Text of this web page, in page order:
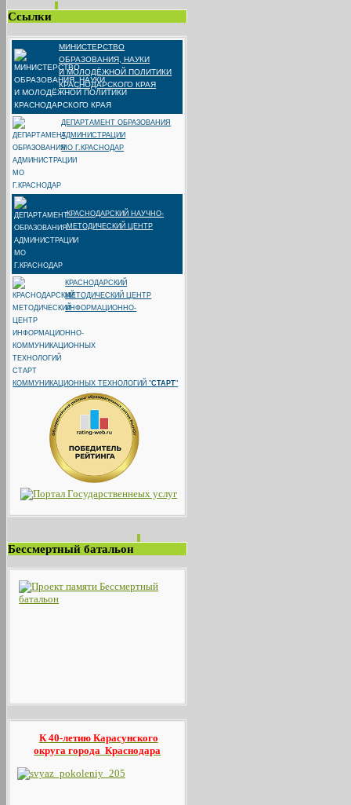
Ссылки
МИНИСТЕРСТВО
ОБРАЗОВАНИЯ, НАУКИ
И МОЛОДЁЖНОЙ ПОЛИТИКИ
КРАСНОДАРСКОГО КРАЯ
ДЕПАРТАМЕНТ ОБРАЗОВАНИЯ
АДМИНИСТРАЦИИ
МО Г.КРАСНОДАР
КРАСНОДАРСКИЙ НАУЧНО-
МЕТОДИЧЕСКИЙ ЦЕНТР
КРАСНОДАРСКИЙ
МЕТОДИЧЕСКИЙ ЦЕНТР
ИНФОРМАЦИОННО-
КОММУНИКАЦИОННЫХ ТЕХНОЛОГИЙ "СТАРТ"
Бессмертный батальон
К 40-летию Карасунского
округа города Краснодара